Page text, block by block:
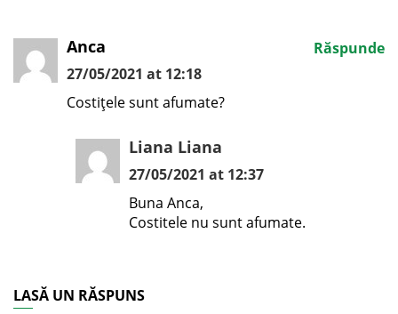
Anca
27/05/2021 at 12:18
Costițele sunt afumate?
Răspunde
Liana Liana
27/05/2021 at 12:37
Buna Anca,
Costitele nu sunt afumate.
LASĂ UN RĂSPUNS